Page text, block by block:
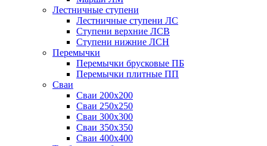
Лестничные ступени
Лестничные ступени ЛС
Ступени верхние ЛСВ
Ступени нижние ЛСН
Перемычки
Перемычки брусковые ПБ
Перемычки плитные ПП
Сваи
Сваи 200х200
Сваи 250х250
Сваи 300х300
Сваи 350х350
Сваи 400х400